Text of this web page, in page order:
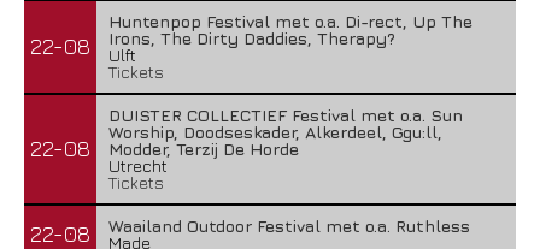
22-08
Huntenpop Festival met o.a. Di-rect, Up The
Irons, The Dirty Daddies, Therapy?
Ulft
Tickets
22-08
DUISTER COLLECTIEF Festival met o.a. Sun
Worship, Doodseskader, Alkerdeel, Ggu:ll,
Modder, Terzij De Horde
Utrecht
Tickets
22-08
Waailand Outdoor Festival met o.a. Ruthless
Made